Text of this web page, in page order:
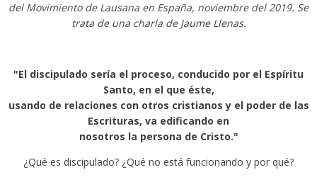
del Movimiento de Lausana en España, noviembre del 2019. Se
trata de una charla de Jaume Llenas.
"El discipulado sería el proceso, conducido por el Espíritu
Santo, en el que éste,
usando de relaciones con otros cristianos y el poder de las
Escrituras, va edificando en
nosotros la persona de Cristo."
¿Qué es discipulado? ¿Qué no está funcionando y por qué?